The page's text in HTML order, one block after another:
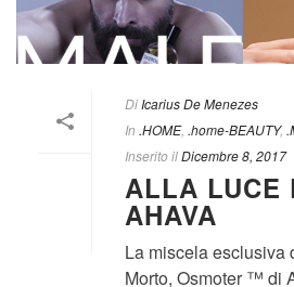
Di Icarius De Menezes
In .HOME, .home-BEAUTY,
Inserito ilDicembre 8, 2017
ALLA LUCE
AHAVA
La miscela esclusiva
Morto, Osmoter ™ di